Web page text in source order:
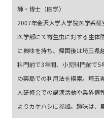
師・博士（医学）
2007年金沢大学大学院医学系
医学部にて寄生虫に対する生体
に興味を持ち、帰国後は埼玉県
科門前で3年間、小児科門前で
の薬局での利用法を模索。埼玉
人研修会での講演活動や業界情
よりカケハシに参加。趣味は、